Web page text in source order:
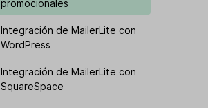
promocionales
Integración de MailerLite con
WordPress
Integración de MailerLite con
SquareSpace